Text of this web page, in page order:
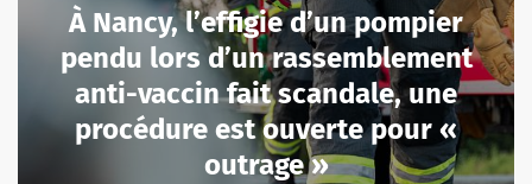
À Nancy, l’effigie d’un pompier
pendu lors d’un rassemblement
anti-vaccin fait scandale, une
procédure est ouverte pour «
outrage »